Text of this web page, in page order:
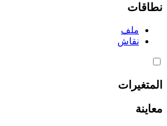
نطاقات
ملف
نقاش
المتغيرات
معاينة